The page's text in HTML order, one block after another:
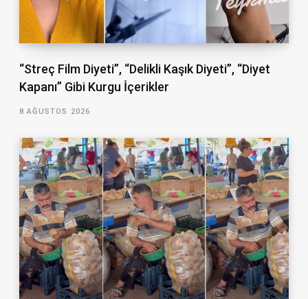
“Streç Film Diyeti”, “Delikli Kaşık Diyeti”, “Diyet
Kapanı” Gibi Kurgu İçerikler
8 AĞUSTOS 2026